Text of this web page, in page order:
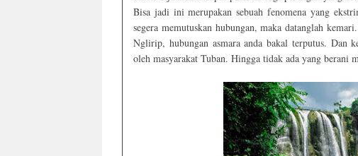
Bisa jadi ini merupakan sebuah fenomena yang
segera memutuskan hubungan, maka datanglah
Nglirip, hubungan asmara anda bakal terputus. Dan
oleh masyarakat Tuban. Hingga tidak ada yang berani